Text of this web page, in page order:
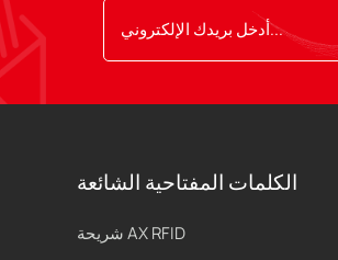
الكلمات المفتاحية الشائعة
شريحة AX RFID